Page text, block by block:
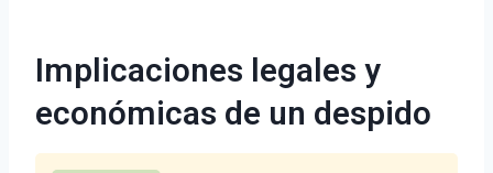
Implicaciones legales y
económicas de un despido